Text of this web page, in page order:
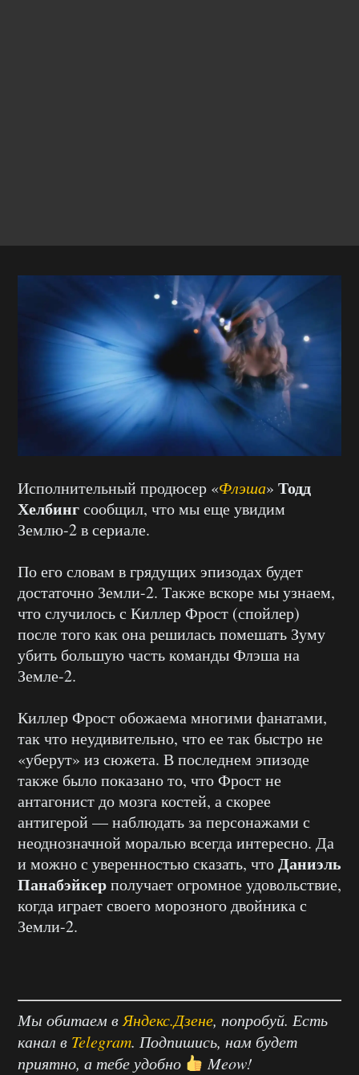
Исполнительный продюсер «Флэша» Тодд
Хелбингсообщил, что мы еще увидим
Землю-2 в сериале.
По его словам в грядущих эпизодах будет
достаточно Земли-2. Также вскоре мы узнаем,
что случилось с Киллер Фрост (спойлер)
после того как она решилась помешать Зуму
убить большую часть команды Флэша на
Земле-2.
Киллер Фрост обожаема многими фанатами,
так что неудивительно, что ее так быстро не
«уберут» из сюжета. В последнем эпизоде
также было показано то, что Фрост не
антагонист до мозга костей, а скорее
антигерой — наблюдать за персонажами с
неоднозначной моралью всегда интересно. Да
и можно с уверенностью сказать, чтоДаниэль
Панабэйкерполучает огромное удовольствие,
когда играет своего морозного двойника с
Земли-2.
Мы обитаем в Яндекс.Дзене, попробуй. Есть
канал в Telegram. Подпишись, нам будет
приятно, а тебе удобно
Meow!